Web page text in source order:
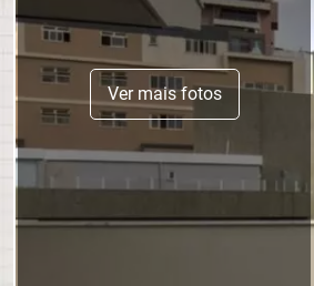
Ver mais fotos